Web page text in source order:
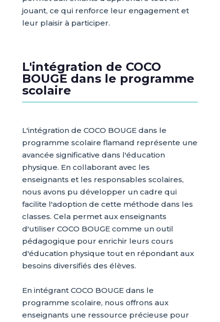
jouant, ce qui renforce leur engagement et
leur plaisir à participer.
L'intégration de COCO
BOUGE dans le programme
scolaire
L'intégration de COCO BOUGE dans le
programme scolaire flamand représente une
avancée significative dans l'éducation
physique. En collaborant avec les
enseignants et les responsables scolaires,
nous avons pu développer un cadre qui
facilite l'adoption de cette méthode dans les
classes. Cela permet aux enseignants
d'utiliser COCO BOUGE comme un outil
pédagogique pour enrichir leurs cours
d'éducation physique tout en répondant aux
besoins diversifiés des élèves.
En intégrant COCO BOUGE dans le
programme scolaire, nous offrons aux
enseignants une ressource précieuse pour